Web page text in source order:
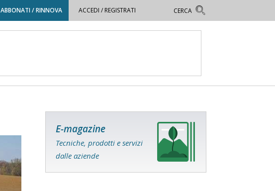
ABBONATI / RINNOVA ACCEDI / REGISTRATI
E-magazine
Tecniche, prodotti e servizi
dalle aziende